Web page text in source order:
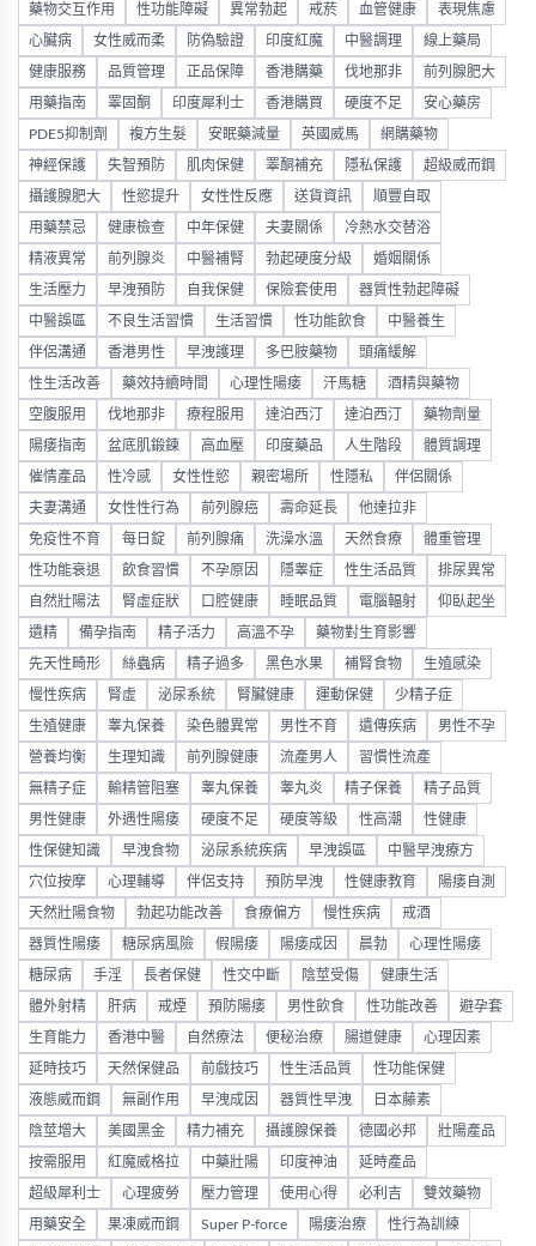
藥物交互作用 性功能障礙 異常勃起 戒菸 血管健康 表現焦慮
心臟病 女性威而柔 防偽驗證 印度紅魔 中醫調理 線上藥局
健康服務 品質管理 正品保障 香港購藥 伐地那非 前列腺肥大
用藥指南 睪固酮 印度犀利士 香港購買 硬度不足 安心藥房
PDE5抑制劑 複方生髮 安眠藥減量 英國威馬 網購藥物
神經保護 失智預防 肌肉保健 睪酮補充 隱私保護 超級威而鋼
攝護腺肥大 性慾提升 女性性反應 送貨資訊 順豐自取
用藥禁忌 健康檢查 中年保健 夫妻關係 冷熱水交替浴
精液異常 前列腺炎 中醫補腎 勃起硬度分級 婚姻關係
生活壓力 早洩預防 自我保健 保險套使用 器質性勃起障礙
中醫誤區 不良生活習慣 生活習慣 性功能飲食 中醫養生
伴侶溝通 香港男性 早洩護理 多巴胺藥物 頭痛緩解
性生活改善 藥效持續時間 心理性陽痿 汗馬糖 酒精與藥物
空腹服用 伐地那非 療程服用 達泊西汀 達泊西汀 藥物劑量
陽痿指南 盆底肌鍛鍊 高血壓 印度藥品 人生階段 體質調理
催情產品 性冷感 女性性慾 親密場所 性隱私 伴侶關係
夫妻溝通 女性性行為 前列腺癌 壽命延長 他達拉非
免疫性不育 每日錠 前列腺痛 洗澡水溫 天然食療 體重管理
性功能衰退 飲食習慣 不孕原因 隱睾症 性生活品質 排尿異常
自然壯陽法 腎虛症狀 口腔健康 睡眠品質 電腦輻射 仰臥起坐
遺精 備孕指南 精子活力 高溫不孕 藥物對生育影響
先天性畸形 絲蟲病 精子過多 黑色水果 補腎食物 生殖感染
慢性疾病 腎虛 泌尿系統 腎臟健康 運動保健 少精子症
生殖健康 睾丸保養 染色體異常 男性不育 遺傳疾病 男性不孕
營養均衡 生理知識 前列腺健康 流產男人 習慣性流產
無精子症 輸精管阻塞 睾丸保養 睾丸炎 精子保養 精子品質
男性健康 外遇性陽痿 硬度不足 硬度等級 性高潮 性健康
性保健知識 早洩食物 泌尿系統疾病 早洩誤區 中醫早洩療方
穴位按摩 心理輔導 伴侶支持 預防早洩 性健康教育 陽痿自測
天然壯陽食物 勃起功能改善 食療偏方 慢性疾病 戒酒
器質性陽痿 糖尿病風險 假陽痿 陽痿成因 晨勃 心理性陽痿
糖尿病 手淫 長者保健 性交中斷 陰莖受傷 健康生活
體外射精 肝病 戒煙 預防陽痿 男性飲食 性功能改善 避孕套
生育能力 香港中醫 自然療法 便秘治療 腸道健康 心理因素
延時技巧 天然保健品 前戲技巧 性生活品質 性功能保健
液態威而鋼 無副作用 早洩成因 器質性早洩 日本藤素
陰莖增大 美國黑金 精力補充 攝護腺保養 德國必邦 壯陽產品
按需服用 紅魔威格拉 中藥壯陽 印度神油 延時產品
超級犀利士 心理疲勞 壓力管理 使用心得 必利吉 雙效藥物
用藥安全 果凍威而鋼 Super P-force 陽痿治療 性行為訓練